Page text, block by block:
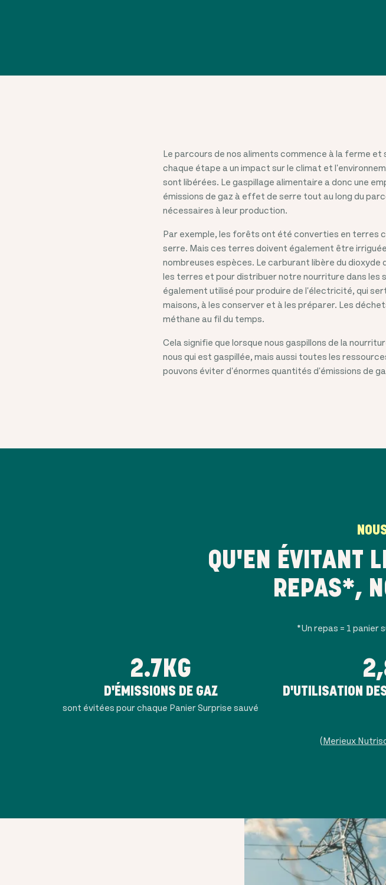
Le parcours de nos aliments commence à la ferme
chaque étape a un impact sur le climat et
sont libérées. Le gaspillage alimentaire a donc une
émissions de gaz à effet de serre tout au long du
nécessaires à leur production.
Par exemple, les forêts ont été converties en
serre. Mais ces terres doivent également être
nombreuses espèces. Le carburant libère du
les terres et pour distribuer notre nourriture dans les
également utilisé pour produire de l'électricité, qui
maisons, à les conserver et à les préparer. Les
méthane au fil du temps.
Cela signifie que lorsque nous gaspillons de la
nous qui est gaspillée, mais aussi toutes les
pouvons éviter d'énormes quantités d'émissions de
QU'EN ÉVITANT
REPAS*,
*Un repas = 1 panier
2.7KG
D'ÉMISSIONS DE GAZ
sont évitées pour chaque Panier Surprise sauvé
D'UTILISATION
(Merieux